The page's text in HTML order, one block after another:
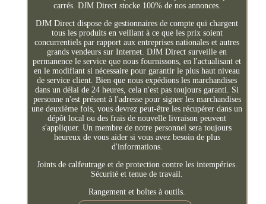
carrés. DJM Direct stocke 100% de nos annonces.
DJM Direct dispose de gestionnaires de compte qui chargent
tous les produits en veillant à ce que les prix soient
concurrentiels par rapport aux entreprises nationales et autres
grands vendeurs sur Internet. DJM Direct surveille en
permanence le service que nous fournissons, en l'actualisant et
en le modifiant si nécessaire pour garantir le plus haut niveau
de service client. Bien que nous expédions les marchandises
dans un délai de 24 heures, cela n'est pas toujours garanti. Si
personne n'est présent à l'adresse pour signer les marchandises
une deuxième fois, vous devrez peut-être les récupérer dans un
dépôt local ou des frais de nouvelle livraison peuvent
s'appliquer. Un membre de notre personnel sera toujours
heureux de vous aider si vous avez besoin de plus
d'informations.
Joints de calfeutrage et de protection contre les intempéries.
Sécurité et tenue de travail.
Rangement et boîtes à outils.